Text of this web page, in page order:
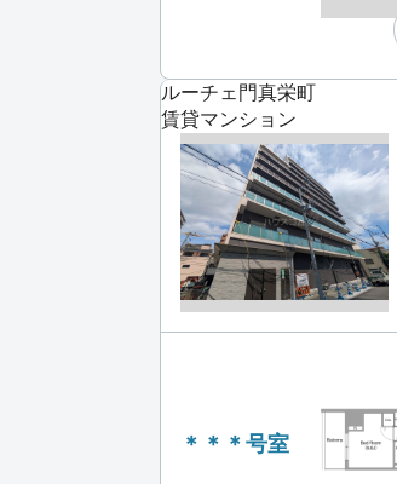
ルーチェ門真栄町
賃貸マンション
＊＊＊号室